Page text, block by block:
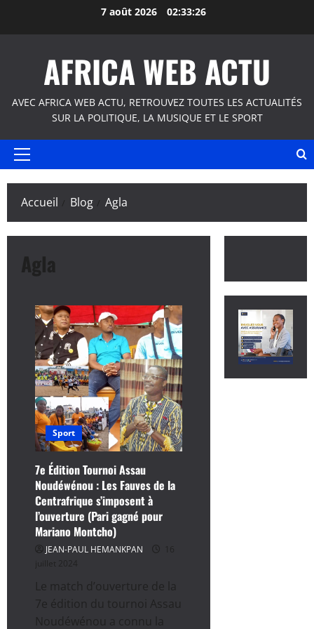
7 août 2026 02:33:26
AFRICA WEB ACTU
AVEC AFRICA WEB ACTU, RETROUVEZ TOUTES LES ACTUALITÉS
SUR LA POLITIQUE, LA MUSIQUE ET LE SPORT
Menu
Accueil Blog Agla
Agla
Sport
7e Édition Tournoi Assau
Noudéwénou : Les Fauves de la
Centrafrique s’imposent à
l’ouverture (Pari gagné pour
Mariano Montcho)
JEAN-PAUL HEMANKPAN
16
juillet 2024
Le match d’ouverture de la
7e édition du tournoi Assau
Noudéwénou a connu la